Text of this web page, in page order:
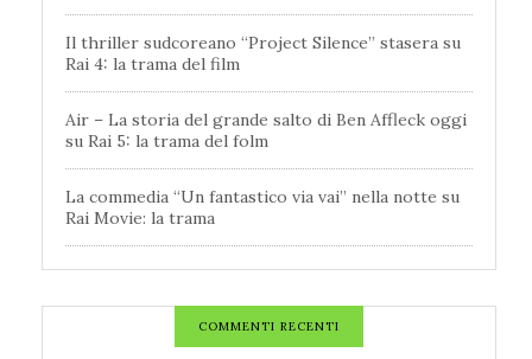
Il thriller sudcoreano “Project Silence” stasera su
Rai 4: la trama del film
Air – La storia del grande salto di Ben Affleck oggi
su Rai 5: la trama del folm
La commedia “Un fantastico via vai” nella notte su
Rai Movie: la trama
COMMENTI RECENTI